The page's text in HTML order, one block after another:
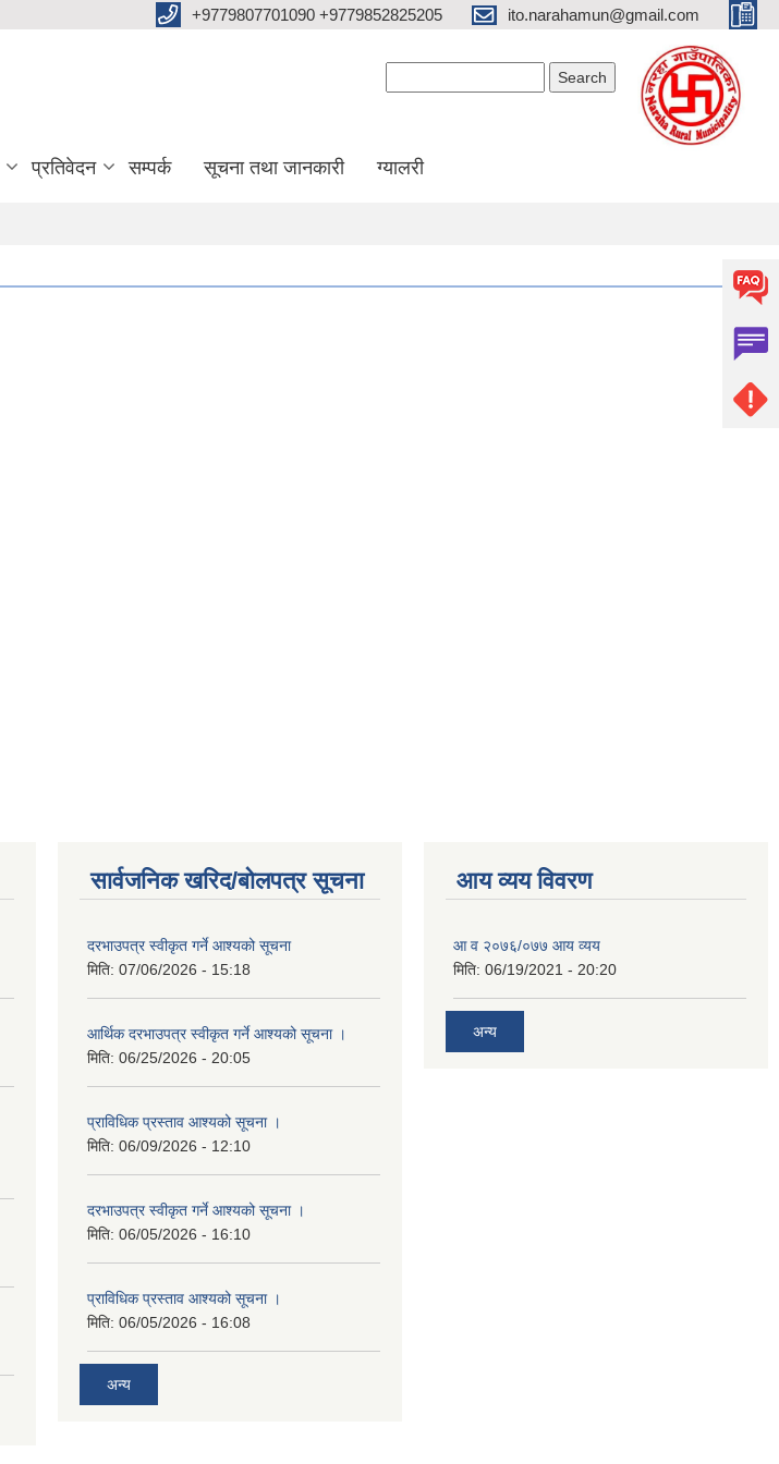
+9779807701090 +9779852825205 ito.narahamun@gmail.com
प्रतिवेदन सम्पर्क सूचना तथा जानकारी ग्यालरी
सार्वजनिक खरिद/बोलपत्र सूचना
दरभाउपत्र स्वीकृत गर्ने आश्यको सूचना
मिति: 07/06/2026 - 15:18
आर्थिक दरभाउपत्र स्वीकृत गर्ने आश्यको सूचना ।
मिति: 06/25/2026 - 20:05
प्राविधिक प्रस्ताव आश्यको सूचना ।
मिति: 06/09/2026 - 12:10
दरभाउपत्र स्वीकृत गर्ने आश्यको सूचना ।
मिति: 06/05/2026 - 16:10
प्राविधिक प्रस्ताव आश्यको सूचना ।
मिति: 06/05/2026 - 16:08
अन्य
आय व्यय विवरण
आ व २०७६/०७७ आय व्यय
मिति: 06/19/2021 - 20:20
अन्य